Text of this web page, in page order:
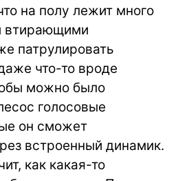
на полу лежит много
втирающими
патрулировать
что-то вроде
можно было
голосовые
он сможет
встроенный динамик.
как какая-то